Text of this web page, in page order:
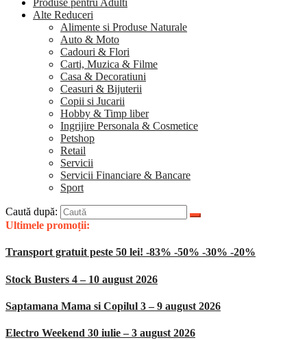
Produse pentru Adulti
Alte Reduceri
Alimente si Produse Naturale
Auto & Moto
Cadouri & Flori
Carti, Muzica & Filme
Casa & Decoratiuni
Ceasuri & Bijuterii
Copii si Jucarii
Hobby & Timp liber
Ingrijire Personala & Cosmetice
Petshop
Retail
Servicii
Servicii Financiare & Bancare
Sport
Caută după:
Ultimele promoții:
Transport gratuit peste 50 lei! -83% -50% -30% -20%
Stock Busters 4 – 10 august 2026
Saptamana Mama si Copilul 3 – 9 august 2026
Electro Weekend 30 iulie – 3 august 2026